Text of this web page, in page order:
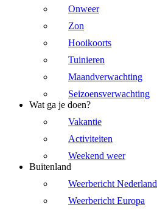
Onweer
Zon
Hooikoorts
Tuinieren
Maandverwachting
Seizoensverwachting
Wat ga je doen?
Vakantie
Activiteiten
Weekend weer
Buitenland
Weerbericht Nederland
Weerbericht Europa